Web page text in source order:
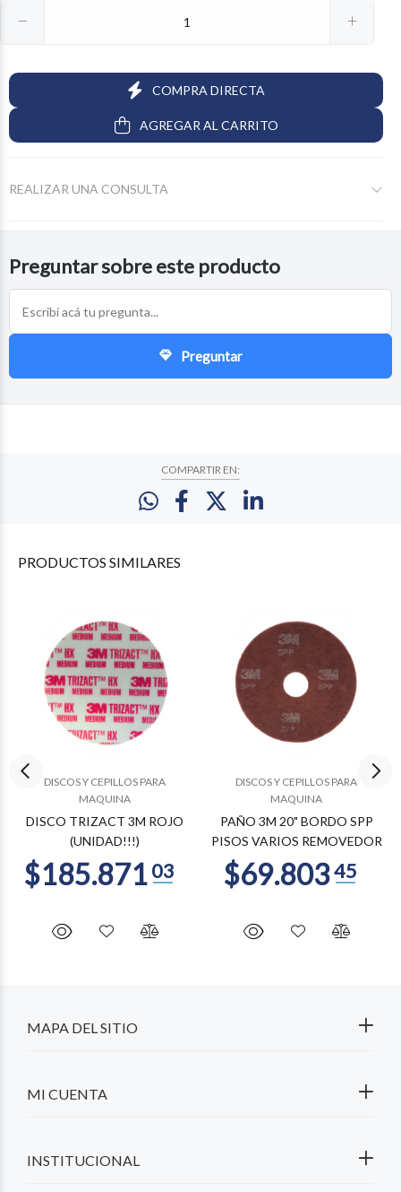
COMPRA DIRECTA
AGREGAR AL CARRITO
REALIZAR UNA CONSULTA
Preguntar sobre este producto
Preguntar
COMPARTIR EN:
PRODUCTOS SIMILARES
DISCOS Y CEPILLOS PARA
MAQUINA
DISCO TRIZACT 3M ROJO
(UNIDAD!!!)
DISCOS Y CEPILLOS PARA
MAQUINA
PAÑO 3M 20" BORDO SPP
PISOS VARIOS REMOVEDOR
MAPA DEL SITIO
MI CUENTA
INSTITUCIONAL